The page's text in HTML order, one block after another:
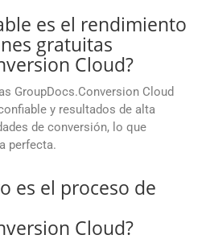
es el rendimiento
gratuitas
Cloud?
GroupDocs.Conversion Cloud
y resultados de alta
de conversión, lo que
perfecta.
es el proceso de
Cloud?